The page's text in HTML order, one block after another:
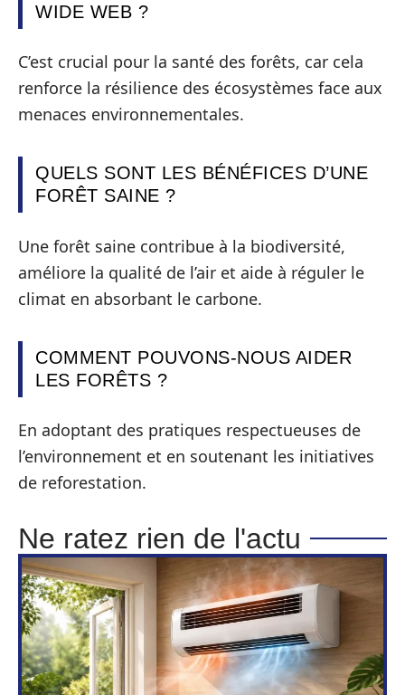
WIDE WEB ?
C’est crucial pour la santé des forêts, car cela
renforce la résilience des écosystèmes face aux
menaces environnementales.
QUELS SONT LES BÉNÉFICES D’UNE
FORÊT SAINE ?
Une forêt saine contribue à la biodiversité,
améliore la qualité de l’air et aide à réguler le
climat en absorbant le carbone.
COMMENT POUVONS-NOUS AIDER
LES FORÊTS ?
En adoptant des pratiques respectueuses de
l’environnement et en soutenant les initiatives
de reforestation.
Ne ratez rien de l'actu